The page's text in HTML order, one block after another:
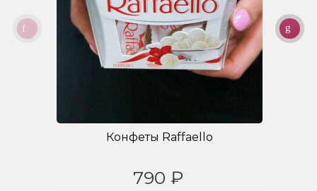
Конфеты Raffaello
790 ₽